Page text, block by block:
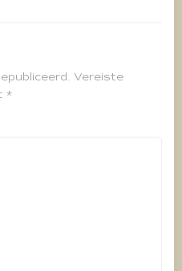
Vereiste
*